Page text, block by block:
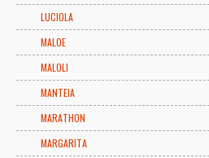
LUCIOLA
MALOE
MALOLI
MANTEIA
MARATHON
MARGARITA